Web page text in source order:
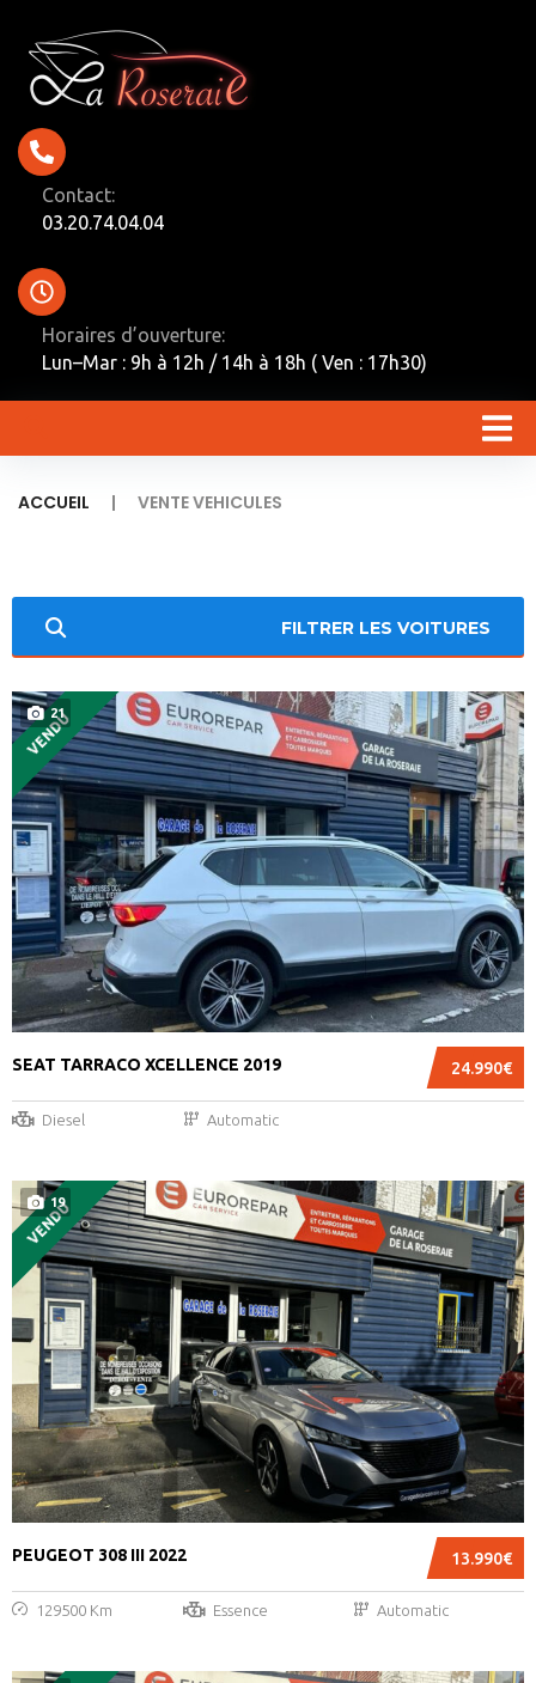
Contact:
03.20.74.04.04
Horaires d’ouverture:
Lun–Mar : 9h à 12h / 14h à 18h ( Ven : 17h30)
ACCUEIL | VENTE VEHICULES
FILTRER LES VOITURES
21
VENDU
24.990€
SEAT TARRACO XCELLENCE 2019
Diesel Automatic
19
VENDU
13.990€
PEUGEOT 308 III 2022
129500 Km Essence Automatic